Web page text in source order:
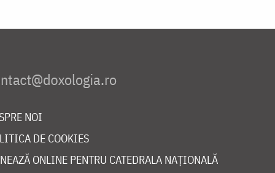
NOI
DE COOKIES
ONLINE PENTRU CATEDRALA NAȚIONALĂ